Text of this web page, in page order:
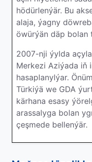
hödürlenýär. Bu
alaja, ýagny
öwürýän däp bolan
2007-nji ýylda
Merkezi Aziýada iň
hasaplanylýar.
Türkiýä we GDA
kärhana esasy
arassalyga bolan
çeşmede bellenýär.